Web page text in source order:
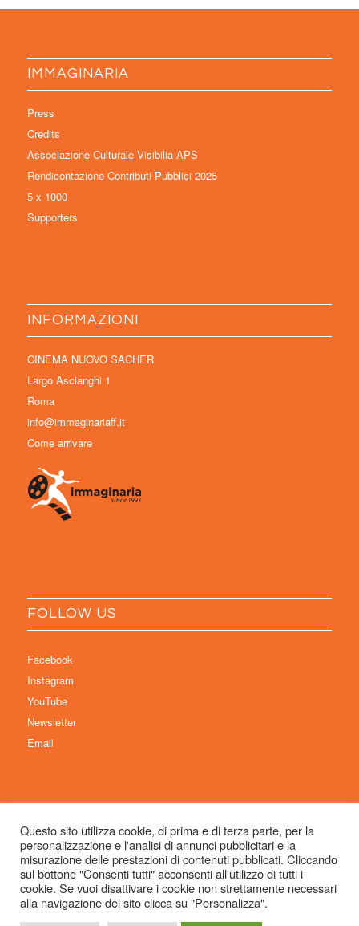
IMMAGINARIA
Press
Credits
Associazione Culturale Visibilia APS
Rendicontazione Contributi Pubblici 2025
5 x 1000
Supporters
INFORMAZIONI
CINEMA NUOVO SACHER
Largo Ascianghi 1
Roma
info@immaginariaff.it
Come arrivare
FOLLOW US
Facebook
Instagram
YouTube
Newsletter
Email
© Copyright 2026 Immaginaria International Film Festival - Un progetto di:
Associazione Culturale Visibilia APS – Sede legale: Studio Commercialista
Dott.ssa Michela Sabattini, via D’Azeglio 71, 40123 Bologna –
info@immaginariaff.it- Tutti i diritti riservati -Privacy Policy- Site Design:
Questo sito utilizza cookie, di prima e di terza parte, per la
personalizzazione e l'analisi di annunci pubblicitari e la
misurazione delle prestazioni di contenuti pubblicati. Cliccando
sul bottone "Consenti tutti" acconsenti all'utilizzo di tutti i
cookie. Se vuoi disattivare i cookie non strettamente necessari
alla navigazione del sito clicca su "Personalizza".